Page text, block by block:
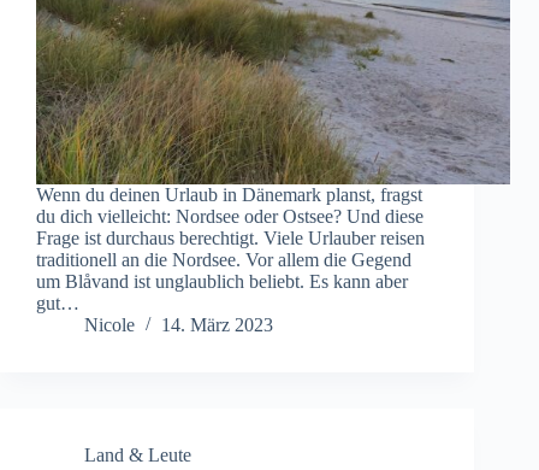
Wenn du deinen Urlaub in Dänemark planst, fragst
du dich vielleicht: Nordsee oder Ostsee? Und diese
Frage ist durchaus berechtigt. Viele Urlauber reisen
traditionell an die Nordsee. Vor allem die Gegend
um Blåvand ist unglaublich beliebt. Es kann aber
gut…
Nicole
14. März 2023
Land & Leute